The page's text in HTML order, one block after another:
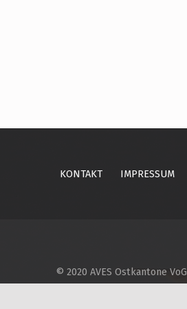
KONTAKT IMPRESSUM
© 2020 AVES Ostkantone VoG